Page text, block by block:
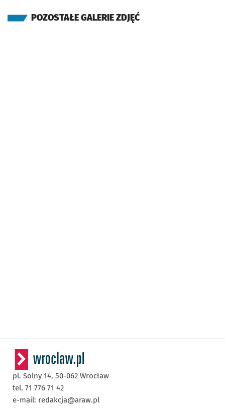
POZOSTAŁE GALERIE ZDJĘĆ
pl. Solny 14, 50-062 Wrocław
tel. 71 776 71 42
e-mail: redakcja@araw.pl